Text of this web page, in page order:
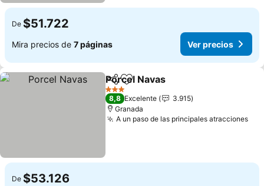
De $51.722
Mira precios de 7 páginas Ver precios
CompartirAgregar a favoritos
Porcel Navas
3 Estrellas
8,8 Excelente
3.915
Granada
A un paso de las principales atracciones
De $53.126